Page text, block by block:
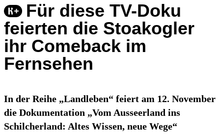
Für diese TV-Doku
feierten die Stoakogler
ihr Comeback im
Fernsehen
In der Reihe „Landleben“ feiert am 12. November
die Dokumentation „Vom Ausseerland ins
Schilcherland: Altes Wissen, neue Wege“